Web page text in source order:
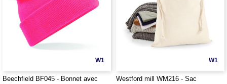
W1
Beechfield BF045 - Bonnet avec
W1
Westford mill WM216 - Sac